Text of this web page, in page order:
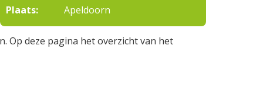
Plaats:
Apeldoorn
Op deze pagina het overzicht van het